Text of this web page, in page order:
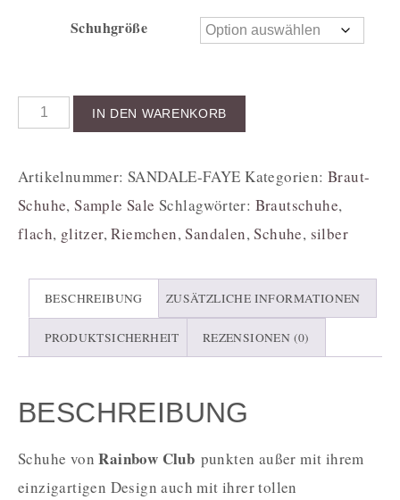
Schuhgröße
IN DEN WARENKORB
Artikelnummer:SANDALE-FAYE Kategorien:Braut-
Schuhe,Sample Sale Schlagwörter: Brautschuhe,
flach, glitzer,Riemchen,Sandalen,Schuhe, silber
BESCHREIBUNG ZUSÄTZLICHE INFORMATIONEN
PRODUKTSICHERHEIT REZENSIONEN (0)
BESCHREIBUNG
Schuhe von Rainbow Club punkten außer mit ihrem
einzigartigen Design auch mit ihrer tollen